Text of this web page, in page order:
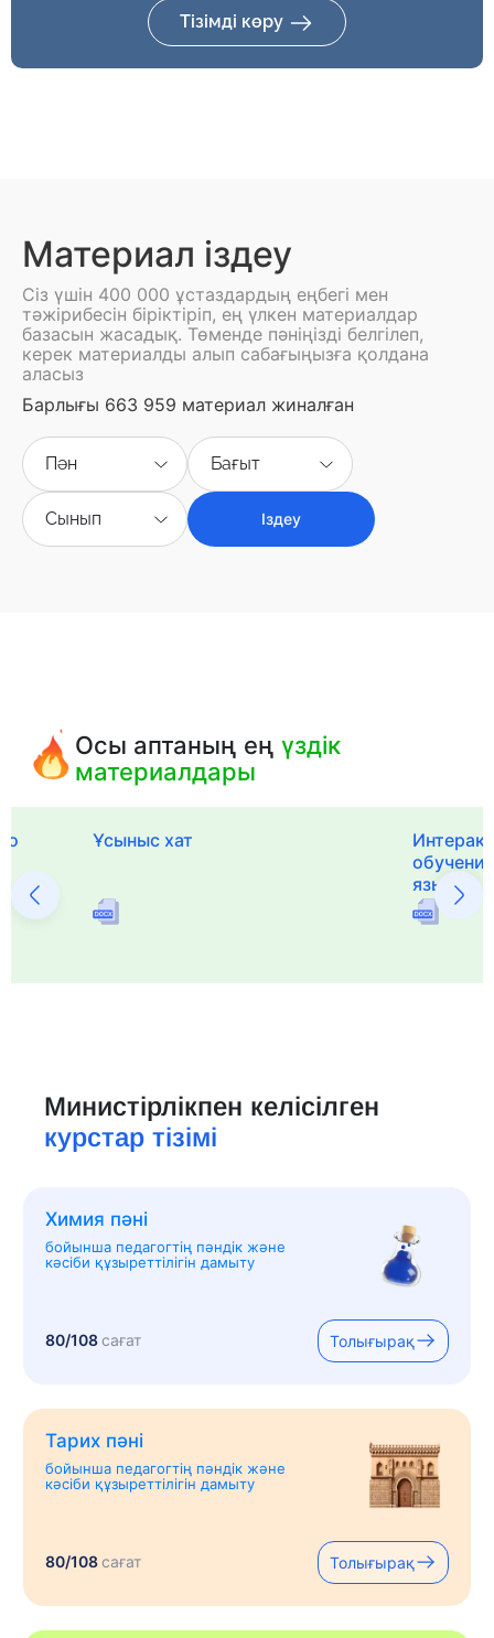
Тізімді көру
Материал іздеу
Сіз үшін 400 000 ұстаздардың еңбегі мен
тәжірибесін біріктіріп, ең үлкен материалдар
базасын жасадық. Төменде пәніңізді белгілеп,
керек материалды алып сабағыңызға қолдана
аласыз
Барлығы 663 959 материал жиналған
Пән Бағыт
Сынып Іздеу
Осы аптаның еңүздік
материалдары
Ұсыныс хат
языка и
Министірлікпен келісілген
курстар тізімі
Химия пәні
бойынша педагогтің пәндік және
кәсіби құзыреттілігін дамыту
80/108сағат Толығырақ
Тарих пәні
бойынша педагогтің пәндік және
кәсіби құзыреттілігін дамыту
80/108сағат Толығырақ